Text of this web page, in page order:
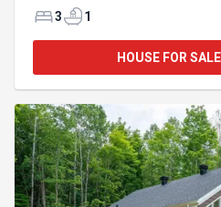
cathédrale, de grandes
avec plomberie et fosse
agrandissement futur.
sur place optionnelle, ce
personnel idéal ou u
3 1
HOUSE FOR SALE